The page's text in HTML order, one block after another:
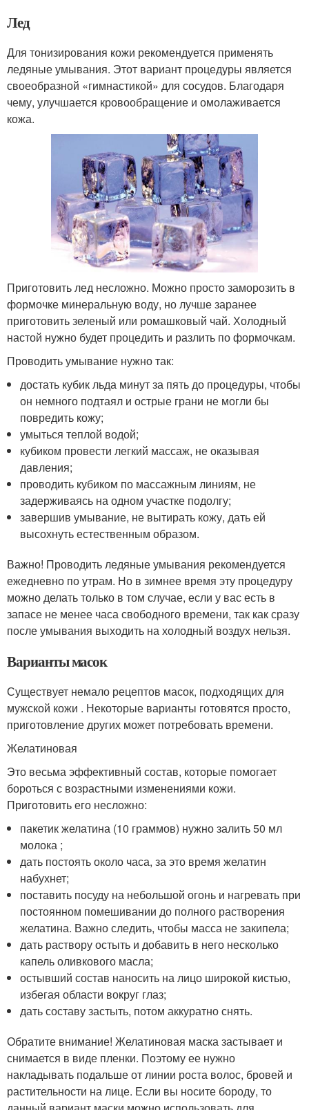
Лед
Для тонизирования кожи рекомендуется применять
ледяные умывания. Этот вариант процедуры является
своеобразной «гимнастикой» для сосудов. Благодаря
чему, улучшается кровообращение и омолаживается
кожа.
Приготовить лед несложно. Можно просто заморозить в
формочке минеральную воду, но лучше заранее
приготовить зеленый или ромашковый чай. Холодный
настой нужно будет процедить и разлить по формочкам.
Проводить умывание нужно так:
достать кубик льда минут за пять до процедуры, чтобы
он немного подтаял и острые грани не могли бы
повредить кожу;
умыться теплой водой;
кубиком провести легкий массаж, не оказывая
давления;
проводить кубиком по массажным линиям, не
задерживаясь на одном участке подолгу;
завершив умывание, не вытирать кожу, дать ей
высохнуть естественным образом.
Важно! Проводить ледяные умывания рекомендуется
ежедневно по утрам. Но в зимнее время эту процедуру
можно делать только в том случае, если у вас есть в
запасе не менее часа свободного времени, так как сразу
после умывания выходить на холодный воздух нельзя.
Варианты масок
Существует немало рецептов масок, подходящих для
мужской кожи . Некоторые варианты готовятся просто,
приготовление других может потребовать времени.
Желатиновая
Это весьма эффективный состав, которые помогает
бороться с возрастными изменениями кожи.
Приготовить его несложно:
пакетик желатина (10 граммов) нужно залить 50 мл
молока ;
дать постоять около часа, за это время желатин
набухнет;
поставить посуду на небольшой огонь и нагревать при
постоянном помешивании до полного растворения
желатина. Важно следить, чтобы масса не закипела;
дать раствору остыть и добавить в него несколько
капель оливкового масла;
остывший состав наносить на лицо широкой кистью,
избегая области вокруг глаз;
дать составу застыть, потом аккуратно снять.
Обратите внимание! Желатиновая маска застывает и
снимается в виде пленки. Поэтому ее нужно
накладывать подальше от линии роста волос, бровей и
растительности на лице. Если вы носите бороду, то